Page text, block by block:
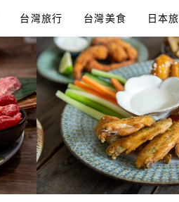
台灣旅行 台灣美食 日本